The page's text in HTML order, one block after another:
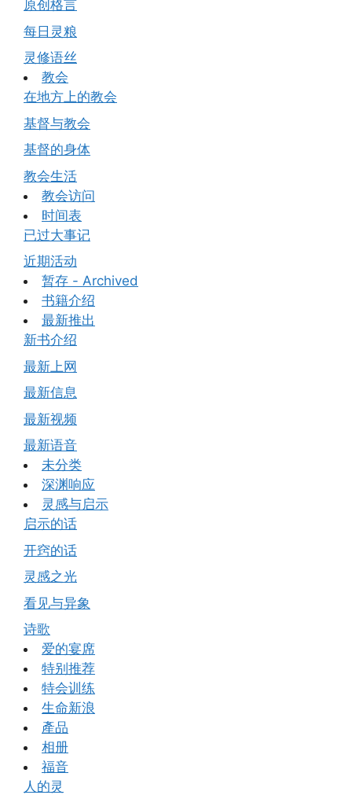
原创格言
每日灵粮
灵修语丝
教会
在地方上的教会
基督与教会
基督的身体
教会生活
教会访问
时间表
已过大事记
近期活动
暂存 - Archived
书籍介绍
最新推出
新书介绍
最新上网
最新信息
最新视频
最新语音
未分类
深渊响应
灵感与启示
启示的话
开窍的话
灵感之光
看见与异象
诗歌
爱的宴席
特别推荐
特会训练
生命新浪
產品
相册
福音
人的灵